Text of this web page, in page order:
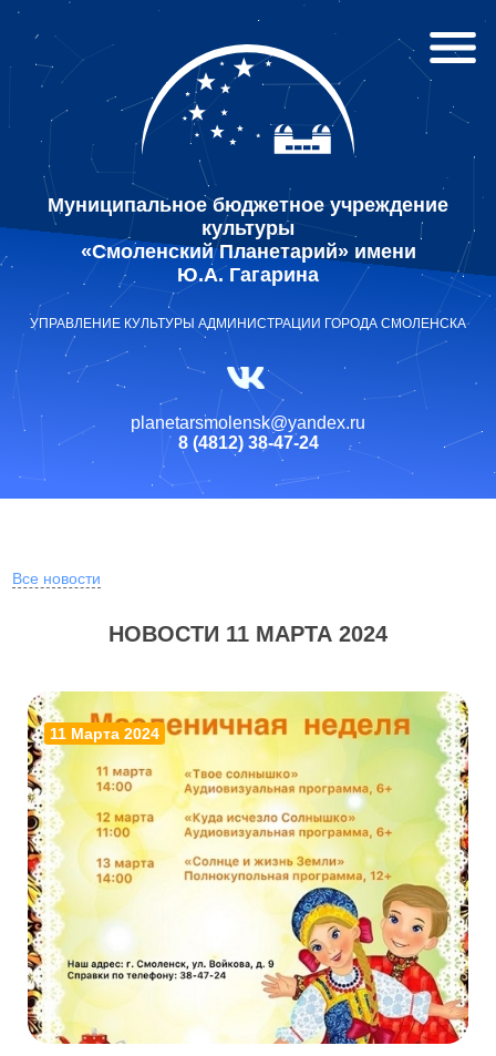
Муниципальное бюджетное учреждение
культуры
«Смоленский Планетарий» имени
Ю.А. Гагарина
УПРАВЛЕНИЕ КУЛЬТУРЫ АДМИНИСТРАЦИИ ГОРОДА СМОЛЕНСКА
planetarsmolensk@yandex.ru
8 (4812) 38-47-24
Все новости
НОВОСТИ 11 МАРТА 2024
11 Марта 2024